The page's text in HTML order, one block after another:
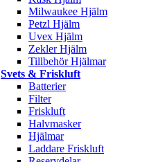
Milwaukee Hjälm
Petzl Hjälm
Uvex Hjälm
Zekler Hjälm
Tillbehör Hjälmar
Svets & Friskluft
Batterier
Filter
Friskluft
Halvmasker
Hjälmar
Laddare Friskluft